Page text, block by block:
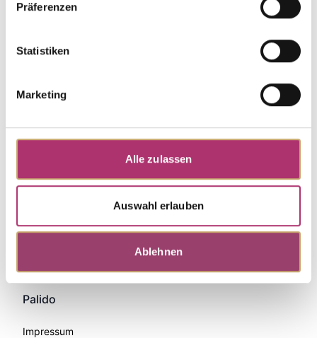
Präferenzen
Statistiken
Marketing
Alle zulassen
Auswahl erlauben
Ablehnen
Palido
Impressum